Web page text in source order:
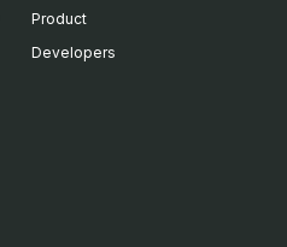
Product
Developers